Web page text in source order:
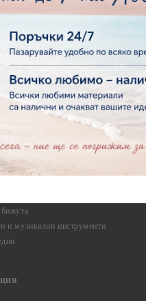
и Мъжки елементи
- море, планина ,транспорт
дълбоки рамки, бебешки
комплекти
от бирен картон за
бижута
и музикални инструменти